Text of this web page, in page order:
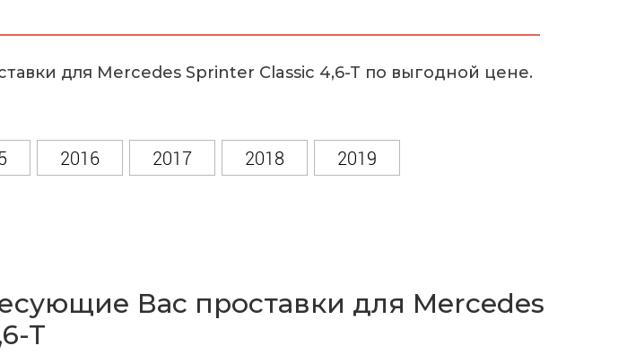
для Mercedes Sprinter Classic 4,6-T по выгодной цене.
2016 2017 2018 2019
Вас проставки для Mercedes
T